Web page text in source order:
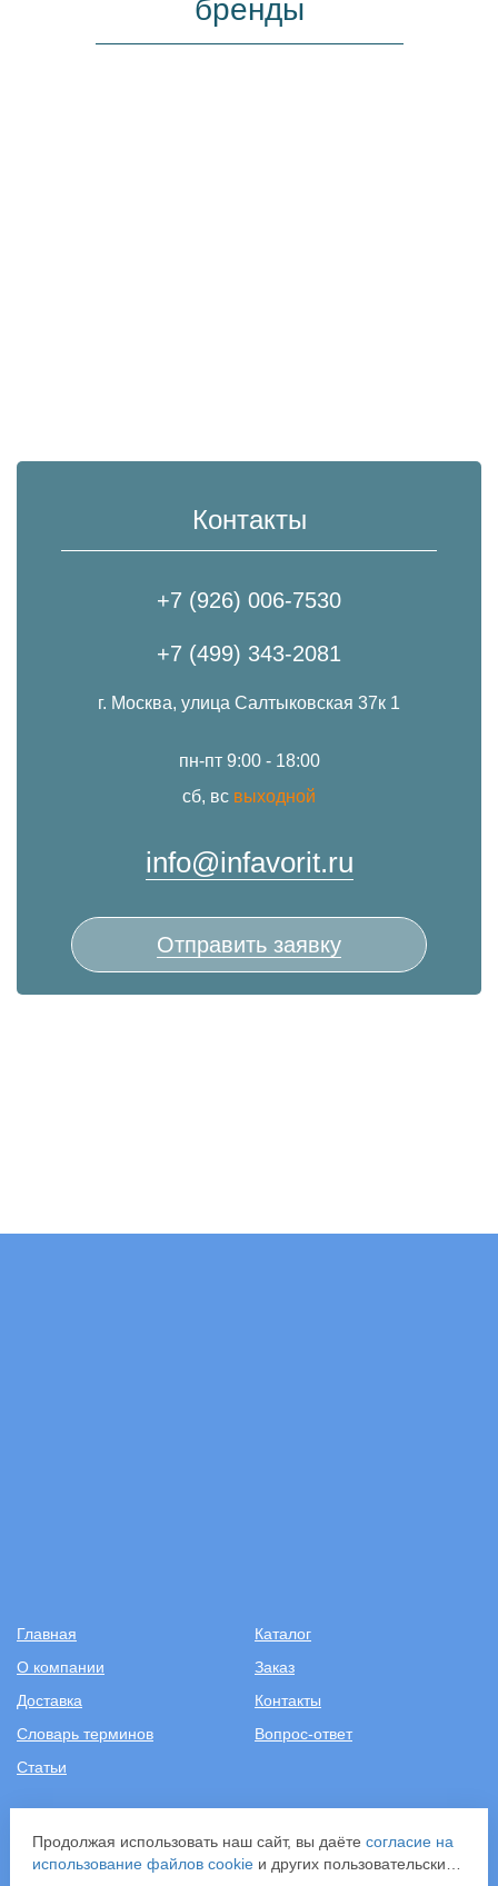
бренды
Контакты
+7 (926) 006-7530
+7 (499) 343-2081
г. Москва, улица Салтыковская 37к 1
пн-пт 9:00 - 18:00
сб, вс выходной
info@infavorit.ru
Отправить заявку
Главная
Каталог
О компании
Заказ
Доставка
Контакты
Словарь терминов
Вопрос-ответ
Статьи
ООО «САНТЕХПОСТАВКА»
Продолжая использовать наш сайт, вы даёте согласие на
использование файлов cookieи других пользовательских